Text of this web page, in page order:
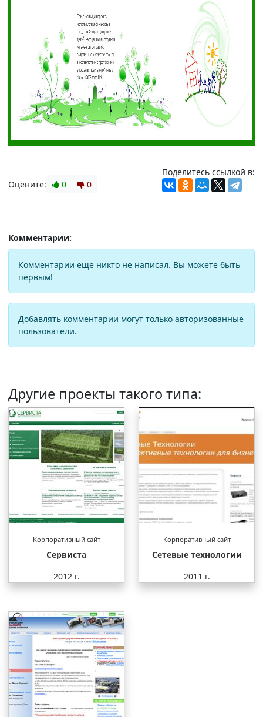
Оцените: 0 0
Поделитесь ссылкой в:
Комментарии:
Комментарии еще никто не написал. Вы можете быть
первым!
Добавлять комментарии могут только авторизованные
пользователи.
Другие проекты такого типа:
Корпоративный сайт
Сервиста
2012 г.
Корпоративный сайт
Сетевые технологии
2011 г.